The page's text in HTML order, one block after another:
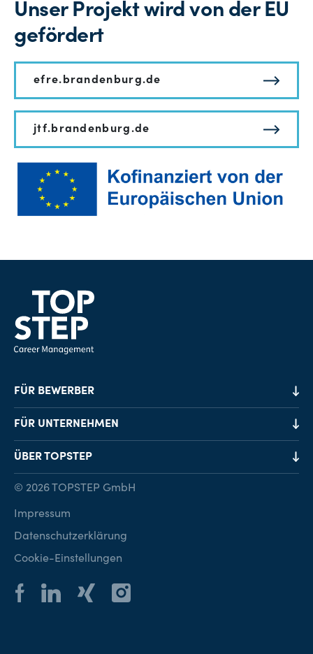
Unser Projekt wird von der EU
gefördert
efre.brandenburg.de
jtf.brandenburg.de
FÜR BEWERBER
Job-Finder
Karriereberatung
FÜR UNTERNEHMEN
Personalvermittlung
Personalsuche
ÜBER TOPSTEP
Kontakt
© 2026 TOPSTEP GmbH
Impressum
Datenschutzerklärung
Cookie-Einstellungen